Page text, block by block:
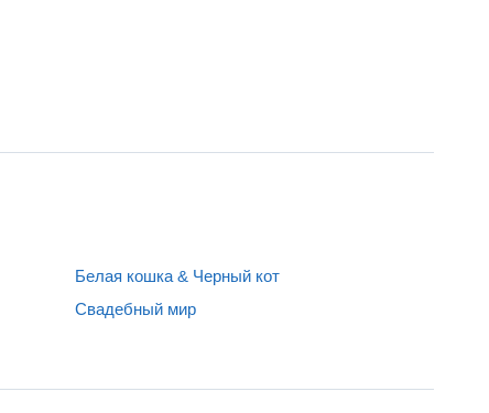
Белая кошка & Черный кот
Свадебный мир